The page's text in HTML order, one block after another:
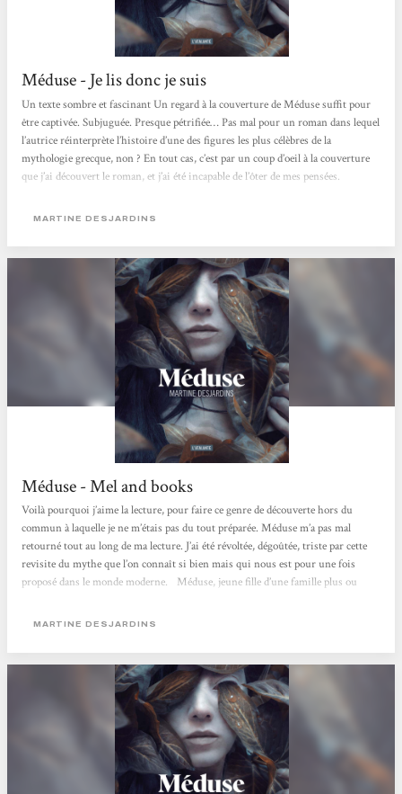
Méduse - Je lis donc je suis
Un texte sombre et fascinant Un regard à la couverture de Méduse suffit pour
être captivée. Subjuguée. Presque pétrifiée… Pas mal pour un roman dans lequel
l’autrice réinterprète l’histoire d’une des figures les plus célèbres de la
mythologie grecque, non ? En tout cas, c’est par un coup d’oeil à la couverture
que j’ai découvert le roman, et j’ai été incapable de l’ôter de mes pensées.
réécriture comme on en voit...
MARTINE DESJARDINS
Méduse - Mel and books
Voilà pourquoi j’aime la lecture, pour faire ce genre de découverte hors du
commun à laquelle je ne m’étais pas du tout préparée. Méduse m’a pas mal
retourné tout au long de ma lecture. J’ai été révoltée, dégoûtée, triste par cette
revisite du mythe que l’on connaît si bien mais qui nous est pour une fois
proposé dans le monde moderne.⠀Méduse, jeune fille d’une famille plus ou
particularité ? Des yeux que personne ne peut regarder...
MARTINE DESJARDINS